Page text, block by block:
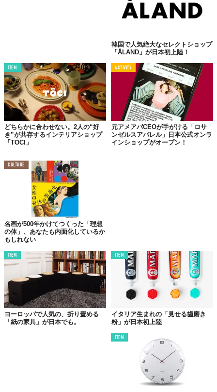
『EICHHOLTZショールーム（The＋CASA神戸北野坂）』
【住所】兵庫県神戸市中央区北野町2-7-13
【TEL】078-230-0225
【営業時間】10:00～18:00
※オープニングセール実施期間：2019年11月29日（金）～
2019年12月29日（日）
＜オンラインショップ＞
https://www.glarx.jp/
※2019年12月31日まで1万円（税抜）以上購入で送料無料
キャンペーンを実施
この世界は、もっと広いはずだ。
韓国で人気絶大なセレクトショップ
「ÅLAND」が日本初上陸！
ITEM
どちらかに合わせない。2人の“好
き”が共存するインテリアショップ
「TŌCI」
ACTIVITY
元アメアパCEOが手がける「ロサ
ンゼルスアパレル」日本公式オンラ
インショップがオープン！
CULTURE
名画が500年かけてつくった「理想
の体」、あなたも内面化しているか
もしれない
ITEM
ヨーロッパで人気の、折り畳める
「紙の家具」が日本でも。
ITEM
イタリア生まれの「見せる歯磨き
粉」が日本初上陸
ITEM